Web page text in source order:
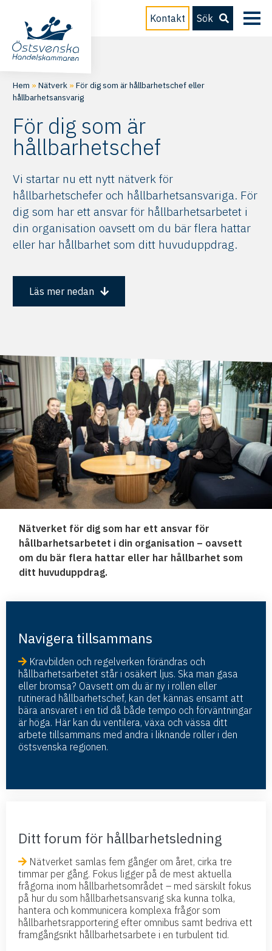
Kontakt Sök
Hem »Nätverk »För dig som är hållbarhetschef eller
hållbarhetsansvarig
För dig som är
hållbarhetschef
Vi startar nu ett nytt nätverk för
hållbarhetschefer och hållbarhetsansvariga. För
dig som har ett ansvar för hållbarhetsarbetet i
din organisation oavsett om du bär flera hattar
eller har hållbarhet som ditt huvuduppdrag.
Läs mer nedan
Nätverket för dig som har ett ansvar för
hållbarhetsarbetet i din organisation – oavsett
om du bär flera hattar eller har hållbarhet som
ditt huvuduppdrag.
Navigera tillsammans
Kravbilden och regelverken förändras och
hållbarhetsarbetet står i osäkert ljus. Ska man gasa
eller bromsa? Oavsett om du är ny i rollen eller
rutinerad hållbarhetschef, kan det kännas ensamt att
bära ansvaret i en tid då både tempo och förväntningar
är höga. Här kan du ventilera, växa och vässa ditt
arbete tillsammans med andra i liknande roller i den
östsvenska regionen.
Ditt forum för hållbarhetsledning
Nätverket samlas fem gånger om året, cirka tre
timmar per gång. Fokus ligger på de mest aktuella
frågorna inom hållbarhetsområdet – med särskilt fokus
på hur du som hållbarhetsansvarig ska kunna tolka,
hantera och kommunicera komplexa frågor som
hållbarhetsrapportering efter omnibus samt bedriva ett
framgångsrikt hållbarhetsarbete i en turbulent tid.